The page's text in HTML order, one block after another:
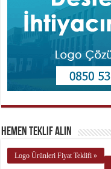
Hemen Teklif Alın
Logo Ürünleri Fiyat Teklifi »